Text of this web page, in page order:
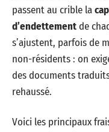
passent au crible la
d’endettementde
s’ajustent, parfois de
non-résidents : on
des documents
rehaussé.
Voici les principaux